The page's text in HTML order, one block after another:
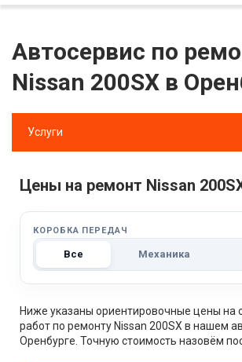
Автосервис по
Nissan 200SX в
Услуги
Цены на ремонт Nissan
КОРОБКА ПЕРЕДАЧ
Все Механика
Ниже указаны ориентировочные цены на
работ по ремонту Nissan 200SX в нашем
Оренбурге. Точную стоимость назовём